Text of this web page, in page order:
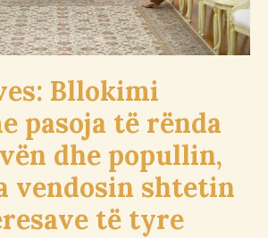
Bllokimi
pasoja të rënda
dhe popullin,
vendosin shtetin
të tyre